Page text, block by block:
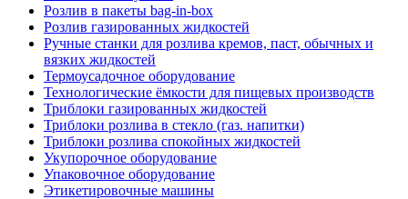
Розлив в пакеты bag-in-box
Розлив газированных жидкостей
Ручные станки для розлива кремов, паст, обычных и
вязких жидкостей
Термоусадочное оборудование
Технологические ёмкости для пищевых производств
Триблоки газированных жидкостей
Триблоки розлива в стекло (газ. напитки)
Триблоки розлива спокойных жидкостей
Укупорочное оборудование
Упаковочное оборудование
Этикетировочные машины